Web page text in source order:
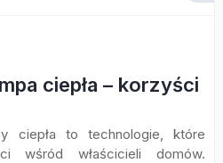
ciepła – korzyści
ciepła to technologie, które
wśród właścicieli domów.